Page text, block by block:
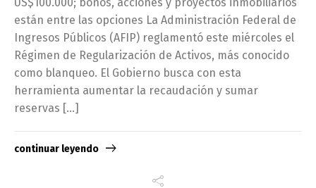
están entre las opciones La Administración Federal de
Ingresos Públicos (AFIP) reglamentó este miércoles el
Régimen de Regularización de Activos, más conocido
como blanqueo. El Gobierno busca con esta
herramienta aumentar la recaudación y sumar
reservas […]
continuar leyendo